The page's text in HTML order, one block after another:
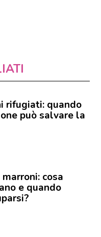
rifugiati: quando
può salvare la
cosa
e quando